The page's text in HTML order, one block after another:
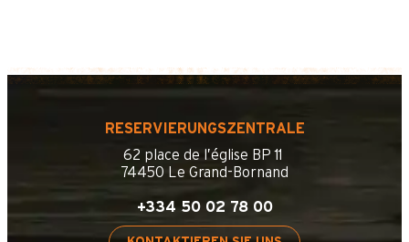
RESERVIERUNGSZENTRALE
62 place de l’église BP 11
74450 Le Grand-Bornand
+334 50 02 78 00